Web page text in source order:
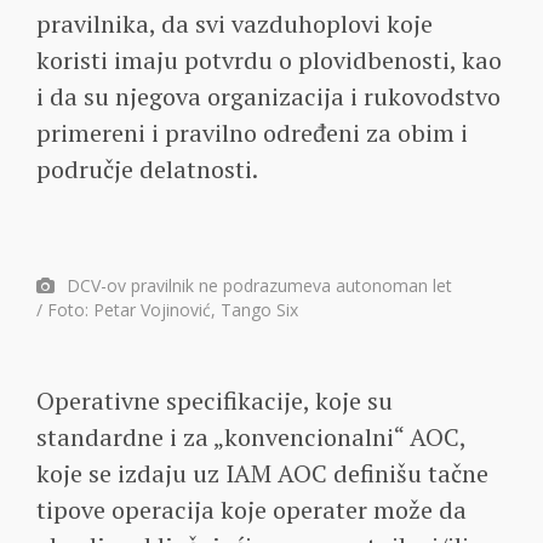
pravilnika, da svi vazduhoplovi koje
koristi imaju potvrdu o plovidbenosti, kao
i da su njegova organizacija i rukovodstvo
primereni i pravilno određeni za obim i
područje delatnosti.
DCV-ov pravilnik ne podrazumeva autonoman let
/ Foto: Petar Vojinović, Tango Six
Operativne specifikacije, koje su
standardne i za „konvencionalni“ AOC,
koje se izdaju uz IAM AOC definišu tačne
tipove operacija koje operater može da